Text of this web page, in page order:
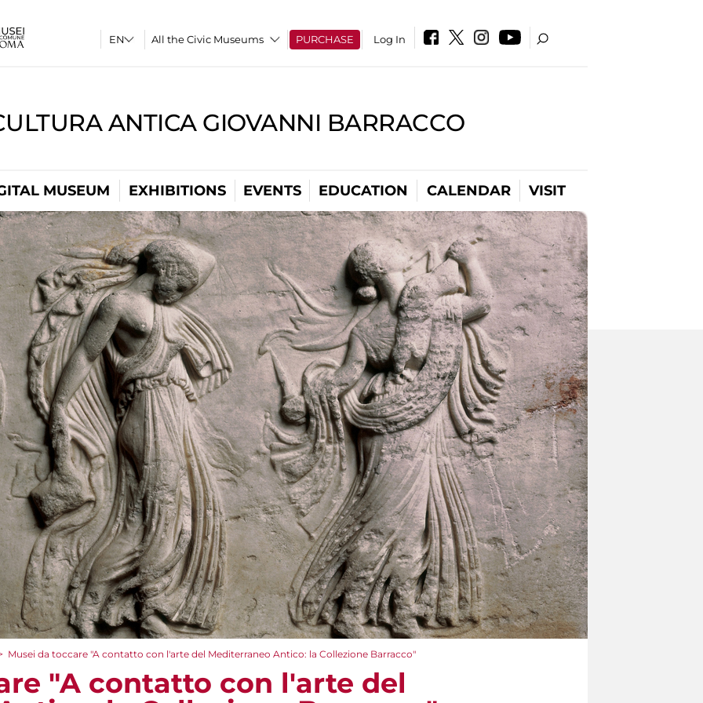
All the Civic Museums PURCHASE Log In
ANTICA GIOVANNI BARRACCO
MUSEUM EXHIBITIONS EVENTS EDUCATION CALENDAR VISIT
Musei da toccare "A contatto con l'arte del Mediterraneo Antico: la Collezione Barracco"
"A contatto con l'arte del